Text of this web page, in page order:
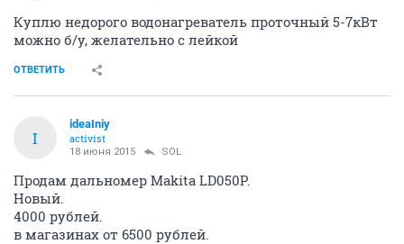
Куплю недорого водонагреватель проточный 5-7кВт
можно б/у, желательно с лейкой
ОТВЕТИТЬ
I
ideaIniy
activist
18 июня 2015 SOL
Продам дальномер Makita LD050P.
Новый.
4000 рублей.
в магазинах от 6500 рублей.